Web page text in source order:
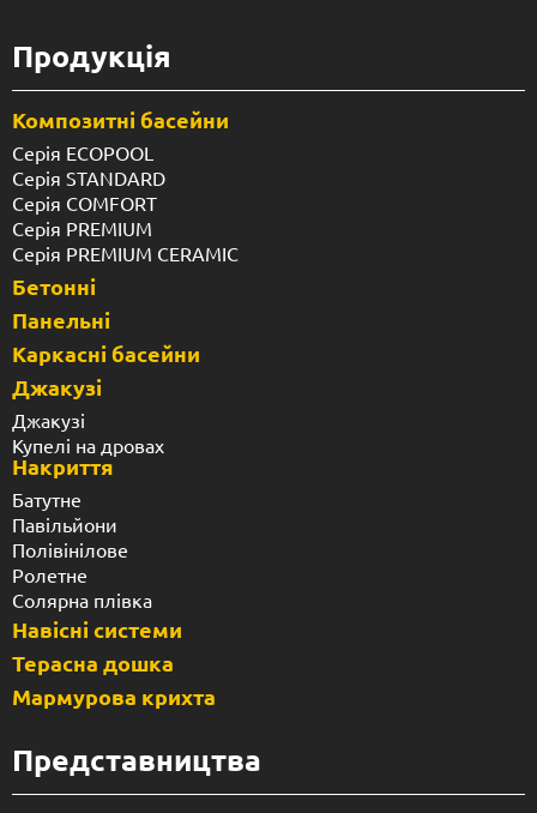
Продукція
Композитні басейни
Серія ECOPOOL
Серія STANDARD
Серія COMFORT
Серія PREMIUM
Серія PREMIUM CERAMIC
Бетонні
Панельні
Каркасні басейни
Джакузі
Джакузі
Купелі на дровах
Накриття
Батутне
Павільйони
Полівінілове
Ролетне
Солярна плівка
Навісні системи
Терасна дошка
Мармурова крихта
Представництва